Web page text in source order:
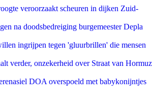
veroorzaakt scheuren in dijken Zuid-
na doodsbedreiging burgemeester Depla
ingrijpen tegen 'gluurbrillen' die mensen
verder, onzekerheid over Straat van Hormuz
DOA overspoeld met babykonijntjes